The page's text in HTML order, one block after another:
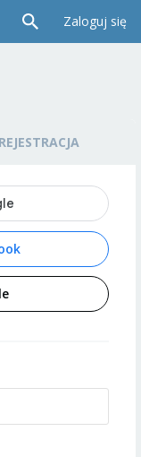
Zaloguj się
REJESTRACJA